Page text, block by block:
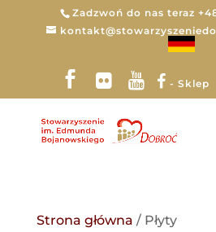
Zadzwoń do nas teraz
- Sklep
Strona główna / Płyty